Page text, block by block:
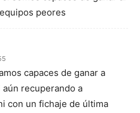
peores
capaces de ganar a
aún recuperando a
con un fichaje de última